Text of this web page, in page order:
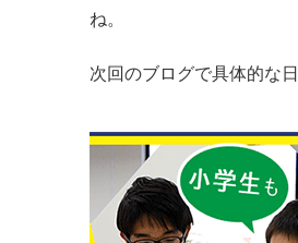
ね。
次回のブログで具体的な